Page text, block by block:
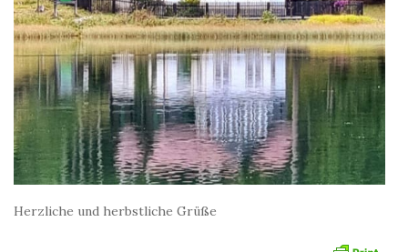
Herzliche und herbstliche Grüße